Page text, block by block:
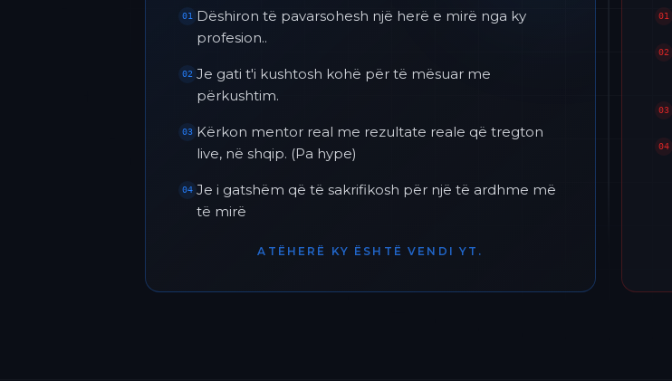
01
02
03
04
01
Dëshiron të pavarsohesh një herë e mirë nga ky
profesion..
02 Je gati t'i kushtosh kohë për të mësuar me
përkushtim.
03 Kërkon mentor real me rezultate reale që tregton
live, në shqip. (Pa hype)
04 Je i gatshëm që të sakrifikosh për një të ardhme më
të mirë
ATËHERË KY ËSHTË VENDI YT.